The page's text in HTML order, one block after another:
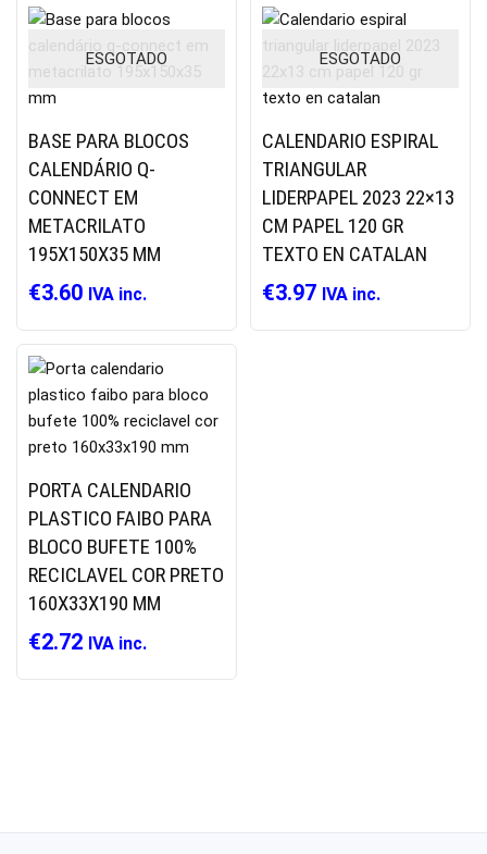
ESGOTADO
BASE PARA BLOCOS
CALENDÁRIO Q-
CONNECT EM
METACRILATO
195X150X35 MM
€3.60 IVA inc.
ESGOTADO
CALENDARIO ESPIRAL
TRIANGULAR
LIDERPAPEL 2023 22×13
CM PAPEL 120 GR
TEXTO EN CATALAN
€3.97 IVA inc.
PORTA CALENDARIO
PLASTICO FAIBO PARA
BLOCO BUFETE 100%
RECICLAVEL COR PRETO
160X33X190 MM
€2.72 IVA inc.